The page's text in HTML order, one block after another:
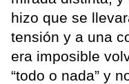
hizo que se
tensión y a una
era imposible
“todo o nada” y